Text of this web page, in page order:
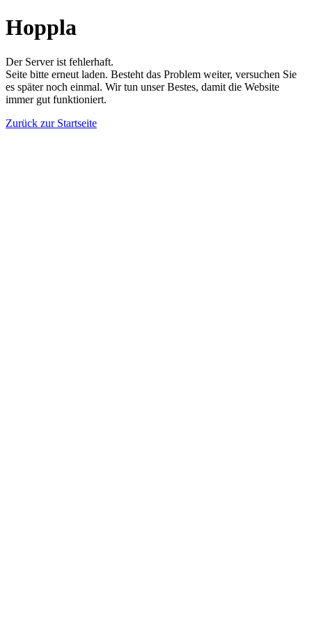
Hoppla
Der Server ist fehlerhaft.
Seite bitte erneut laden. Besteht das Problem weiter, versuchen Sie
es später noch einmal. Wir tun unser Bestes, damit die Website
immer gut funktioniert.
Zurück zur Startseite